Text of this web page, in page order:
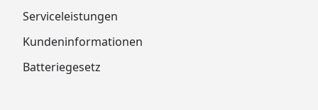
Serviceleistungen
Kundeninformationen
Batteriegesetz